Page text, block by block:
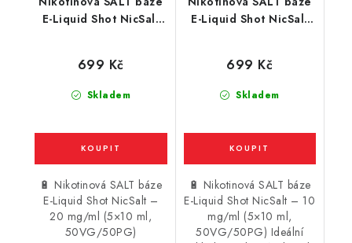
E-Liquid Shot NicSalt
Skladem
699 Kč
🔋 Nikotinová SALT báze
E-Liquid Shot NicSalt –
20 mg/ml (5×10 ml,
50VG/50PG)
E-Liquid Shot NicSalt
Skladem
699 Kč
🔋 Nikotinová SALT báze
E-Liquid Shot NicSalt – 10
mg/ml (5×10 ml,
50VG/50PG) Ideální